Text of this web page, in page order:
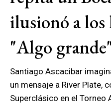
ilusionó a los
"Algo
Santiago Ascacibar
un mensaje a River Plate,
Superclásico en el Torneo